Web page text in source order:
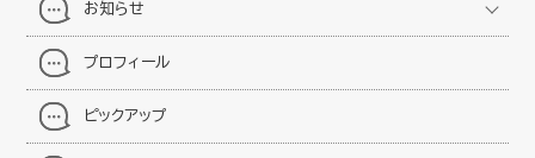
お知らせ
プロフィール
ピックアップ